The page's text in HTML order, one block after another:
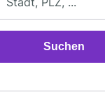
Suchen